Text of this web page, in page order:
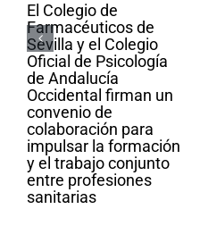
El Colegio de
Farmacéuticos de
Sevilla y el Colegio
Oficial de Psicología
de Andalucía
Occidental firman un
convenio de
colaboración para
impulsar la formación
y el trabajo conjunto
entre profesiones
sanitarias